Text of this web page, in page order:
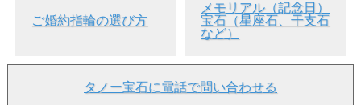
ご婚約指輪の選び方
メモリアル（記念日）
宝石（星座石、干支石
など）
タノー宝石に電話で問い合わせる